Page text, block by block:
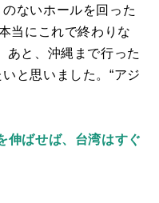
ないホールを回った
当にこれで終わりな
あと、沖縄まで行った
と思いました。“アジ
伸ばせば、台湾はすぐ